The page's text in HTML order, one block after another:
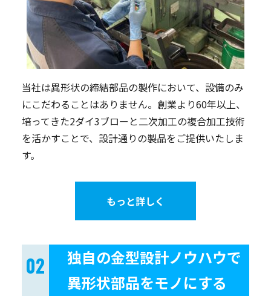
当社は異形状の締結部品の製作において、設備のみ
にこだわることはありません。創業より60年以上、
培ってきた2ダイ3ブローと二次加工の複合加工技術
を活かすことで、設計通りの製品をご提供いたしま
す。
もっと詳しく
独自の金型設計ノウハウで
異形状部品をモノにする